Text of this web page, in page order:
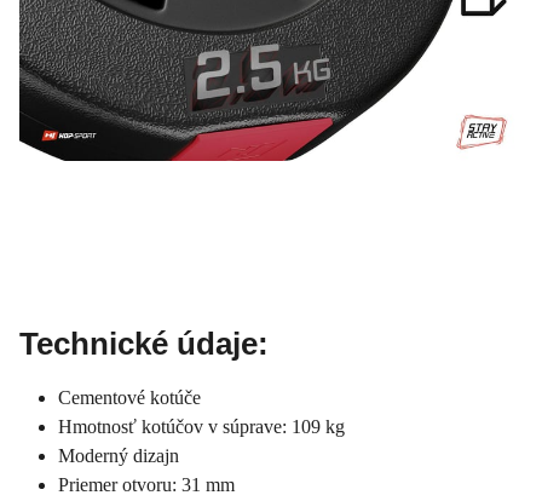
Technické údaje:
Cementové kotúče
Hmotnosť kotúčov v súprave: 109 kg
Moderný dizajn
Priemer otvoru: 31 mm